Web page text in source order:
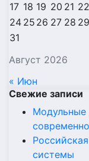
Август 2026
17 18 19 20 21 22
24 25 26 27 28 29
31
« Июн
Свежие записи
Модульные
системы